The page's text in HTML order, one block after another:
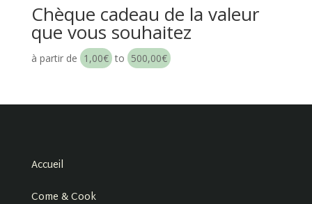
Chèque cadeau de la valeur
que vous souhaitez
à partir de 1,00€ to 500,00€
Accueil
Come & Cook